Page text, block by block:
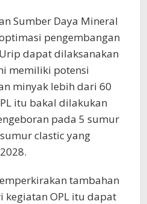
Sumber Daya Mineral
pengembangan
dapat dilaksanakan
memiliki potensi
minyak lebih dari 60
itu bakal dilakukan
pada 5 sumur
clastic yang
tambahan
kegiatan OPL itu dapat